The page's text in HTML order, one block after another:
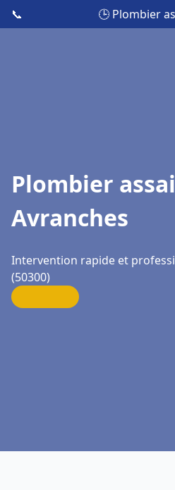
📞 🕒 Plombier
Plombier
Avranches
Intervention rapide et
(50300)